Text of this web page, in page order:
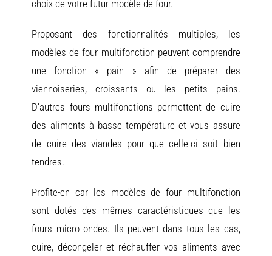
choix de votre futur modèle de four.
Proposant des fonctionnalités multiples, les
modèles de four multifonction peuvent comprendre
une fonction « pain » afin de préparer des
viennoiseries, croissants ou les petits pains.
D’autres fours multifonctions permettent de cuire
des aliments à basse température et vous assure
de cuire des viandes pour que celle-ci soit bien
tendres.
Profite-en car les modèles de four multifonction
sont dotés des mêmes caractéristiques que les
fours micro ondes. Ils peuvent dans tous les cas,
cuire, décongeler et réchauffer vos aliments avec